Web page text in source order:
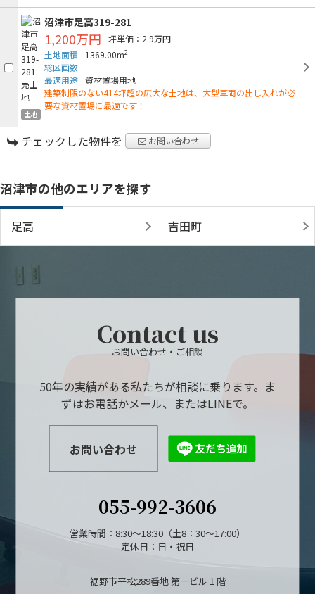
土地
沼津市足高319-281
1,200万円
坪単価：2.9万円
土地面積
1369.00m2
総区画数
最適用途 資材置場用地
建築制限のない414坪超の広大な土地は、大型車両の出し入れが必
要な資材置場に最適です！
チェックした物件を お問い合わせ
沼津市の他のエリアを探す
足高 吉田町
Contact us
お問い合わせ・ご相談
50年の実績がある私たちが相談に乗ります。ま
ずはお電話かメール、またはLINEで。
お問い合わせ
055-992-3606
営業時間：8:30～18:30（土8：30～17:00）
定休日：日・祝日
裾野市平松289番地 第一ビル１階